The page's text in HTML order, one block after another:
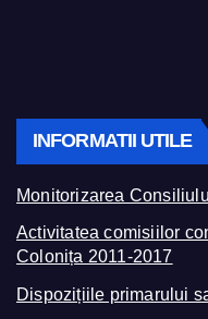
INFORMATII UTILE
Monitorizarea
Activitatea comisiilor
Colonița 2011-2017
Dispozițiile primarului